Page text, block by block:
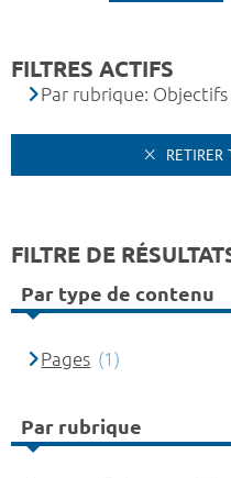
FILTRES ACTIFS
Par rubrique: Objectifs
RETIRER
FILTRE DE
Par type de contenu
Pages (1)
Par rubrique